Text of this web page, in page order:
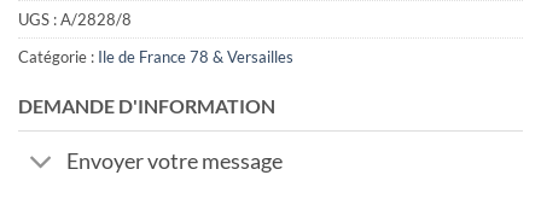
UGS :A/2828/8
Catégorie : Ile de France 78 & Versailles
DEMANDE D'INFORMATION
Envoyer votre message